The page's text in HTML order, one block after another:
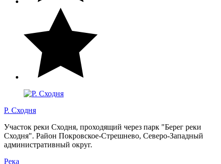
Р. Сходня
Участок реки Сходня, проходящий через парк "Берег реки
Сходня". Район Покровское-Стрешнево, Северо-Западный
административный округ.
Река